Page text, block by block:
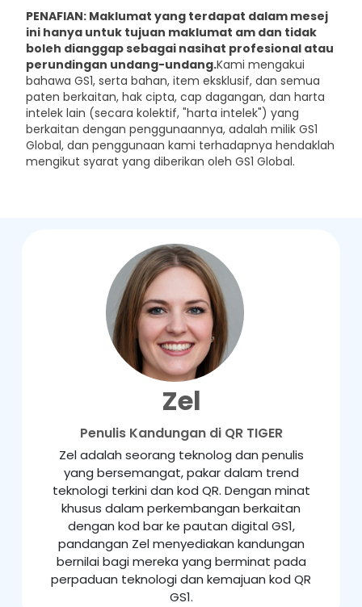
PENAFIAN: Maklumat yang terdapat dalam mesej
ini hanya untuk tujuan maklumat am dan tidak
boleh dianggap sebagai nasihat profesional atau
perundingan undang-undang.Kami mengakui
bahawa GS1, serta bahan, item eksklusif, dan semua
paten berkaitan, hak cipta, cap dagangan, dan harta
intelek lain (secara kolektif, "harta intelek") yang
berkaitan dengan penggunaannya, adalah milik GS1
Global, dan penggunaan kami terhadapnya hendaklah
mengikut syarat yang diberikan oleh GS1 Global.
Zel
Penulis Kandungan di QR TIGER
Zel adalah seorang teknolog dan penulis
yang bersemangat, pakar dalam trend
teknologi terkini dan kod QR. Dengan minat
khusus dalam perkembangan berkaitan
dengan kod bar ke pautan digital GS1,
pandangan Zel menyediakan kandungan
bernilai bagi mereka yang berminat pada
perpaduan teknologi dan kemajuan kod QR
GS1.